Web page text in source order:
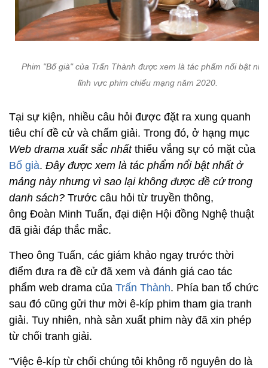
Phim "Bố già" của Trấn Thành được xem là tác phẩm nổi bật
lĩnh vực phim chiếu mạng năm 2020.
Tại sự kiện, nhiều câu hỏi được đặt ra xung quanh
tiêu chí đề cử và chấm giải. Trong đó, ở hạng mục
Web drama xuất sắc nhấtthiếu vắng sự có mặt của
Bố già. Đây được xem là tác phẩm nổi bật nhất ở
mảng này nhưng vì sao lại không được đề cử trong
danh sách? Trước câu hỏi từ truyền thông,
ông Đoàn Minh Tuấn, đại diện Hội đồng Nghệ thuật
đã giải đáp thắc mắc.
Theo ông Tuấn, các giám khảo ngay trước thời
điểm đưa ra đề cử đã xem và đánh giá cao tác
phẩm web drama của Trấn Thành. Phía ban tổ chức
sau đó cũng gửi thư mời ê-kíp phim tham gia tranh
giải. Tuy nhiên, nhà sản xuất phim này đã xin phép
từ chối tranh giải.
"Việc ê-kíp từ chối chúng tôi không rõ nguyên do là